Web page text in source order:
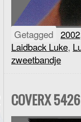
Getagged 2002
Laidback Luke,
zweetbandje
COVERX